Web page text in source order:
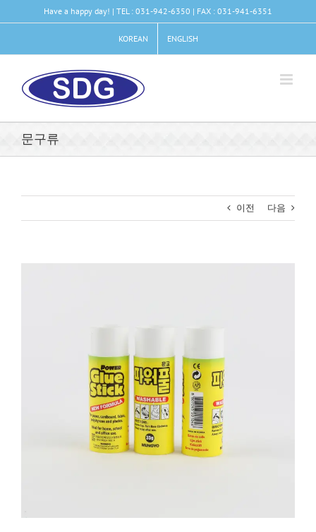
텐
Have a happy day! | TEL : 031-942-6350 | FAX : 031-941-6351
KOREAN ENGLISH
문구류
이전 다음